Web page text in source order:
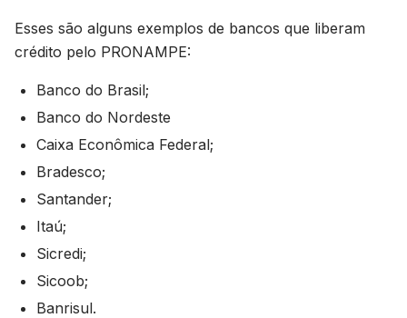
Esses são alguns exemplos de bancos que liberam
crédito pelo PRONAMPE:
Banco do Brasil;
Banco do Nordeste
Caixa Econômica Federal;
Bradesco;
Santander;
Itaú;
Sicredi;
Sicoob;
Banrisul.